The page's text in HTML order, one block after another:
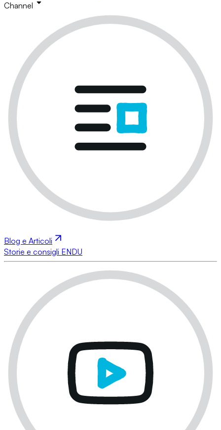
Channel
Blog e Articoli
Storie e consigli ENDU